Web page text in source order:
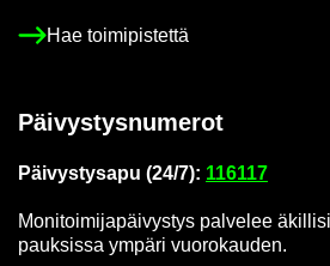
Hae toi­mi­pis­tet­tä
Päi­vys­tys­nu­me­rot
Päi­vys­tys­a­pu (24/7): 116117
Mo­ni­toi­mi­ja­päi­vys­tys pal­ve­lee
pauk­sis­sa ym­pä­ri vuo­ro­kau­den.